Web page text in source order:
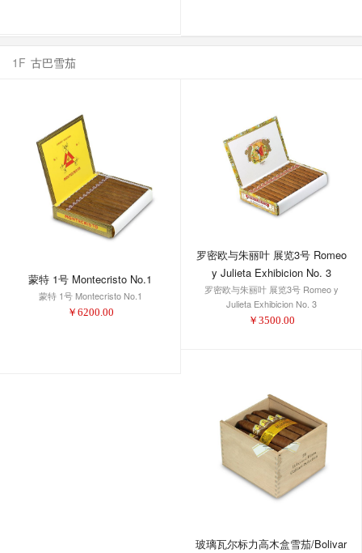
1F 古巴雪茄
蒙特 1号 Montecristo No.1
蒙特 1号 Montecristo No.1
￥ 6200.00
罗密欧与朱丽叶 展览3号 Romeo
y Julieta Exhibicion No. 3
罗密欧与朱丽叶 展览3号 Romeo y
Julieta Exhibicion No. 3
￥ 3500.00
玻璃瓦尔标力高木盒雪茄/Bolivar